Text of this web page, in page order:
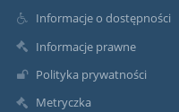
Informacje o dostępności
Informacje prawne
Polityka prywatności
Metryczka